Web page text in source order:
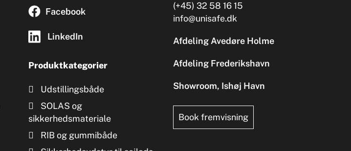
Facebook
LinkedIn
Produktkategorier
Udstillingsbåde
SOLAS og
sikkerhedsmateriale
RIB og gummibåde
(+45) 32 58 16 15
info@unisafe.dk
Afdeling Avedøre Holme
Afdeling Frederikshavn
Showroom, Ishøj Havn
Book fremvisning